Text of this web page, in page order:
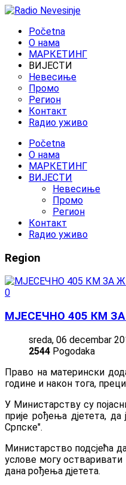
Početna
O нама
МАРКЕТИНГ
ВИЈЕСТИ
Невесиње
Промо
Регион
Контакт
Rадио уживо
Početna
O нама
МАРКЕТИНГ
ВИЈЕСТИ
Невесиње
Промо
Регион
Контакт
Rадио уживо
Region
0
МЈЕСЕЧНО 405 КМ
sreda, 06 decembar
2544 Pogodaka
Право на матерински
године и након тога,
У Министарству су
прије рођења дјетета,
Српске".
Министарство подсјећа
услове могу
дана рођења дјетета.